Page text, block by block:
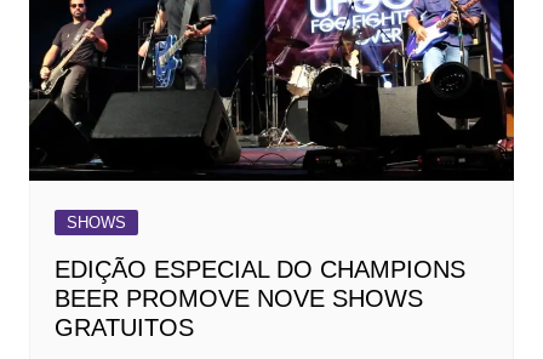
SHOWS
EDIÇÃO ESPECIAL DO CHAMPIONS
BEER PROMOVE NOVE SHOWS
GRATUITOS